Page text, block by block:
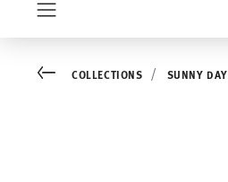
Go backCOLLECTIONS SUNNY DAY